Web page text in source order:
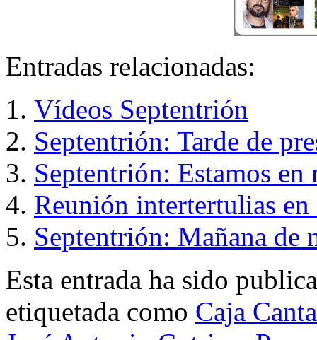
Entradas relacionadas:
Vídeos Septentrión
Septentrión: Tarde de
Septentrión: Estamos en
Reunión intertertulias en
Septentrión: Mañana de
Esta entrada ha sido
etiquetada como Caja